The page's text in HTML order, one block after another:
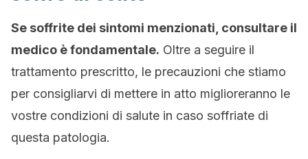
Se soffrite dei sintomi menzionati, consultare il
medico è fondamentale. Oltre a seguire il
trattamento prescritto, le precauzioni che stiamo
per consigliarvi di mettere in atto miglioreranno le
vostre condizioni di salute in caso soffriate di
questa patologia.